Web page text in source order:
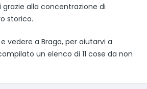
alla concentrazione di
storico.
vedere a Braga, per aiutarvi a
un elenco di 11 cose da non